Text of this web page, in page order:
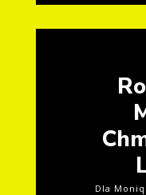
Dla